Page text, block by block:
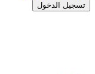
تسجيل الدخول